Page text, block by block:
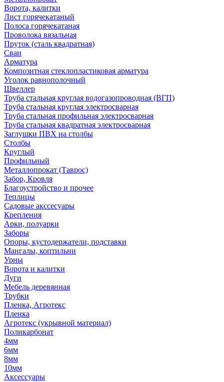
Ворота, калитки
Лист горячекатаный
Полоса горячекатаная
Проволока вязальная
Пруток (сталь квадратная)
Сваи
Арматура
Композитная стеклопластиковая арматура
Уголок равнополочный
Швеллер
Труба стальная круглая водогазопроводная (ВГП)
Труба стальная круглая электросварная
Труба стальная профильная электросварная
Труба стальная квадратная электросварная
Заглушки ПВХ на столбы
Столбы
Круглый
Профильный
Металлопрокат (Таврос)
Забор, Кровля
Благоустройство и прочее
Теплицы
Садовые акссесуары
Крепления
Арки, полуарки
Заборы
Опоры, кустодержатели, подставки
Мангалы, коптильни
Урны
Ворота и калитки
Дуги
Мебель деревянная
Трубки
Пленка, Агротекс
Пленка
Агротекс (укрывной материал)
Поликарбонат
4мм
6мм
8мм
10мм
Аксессуары